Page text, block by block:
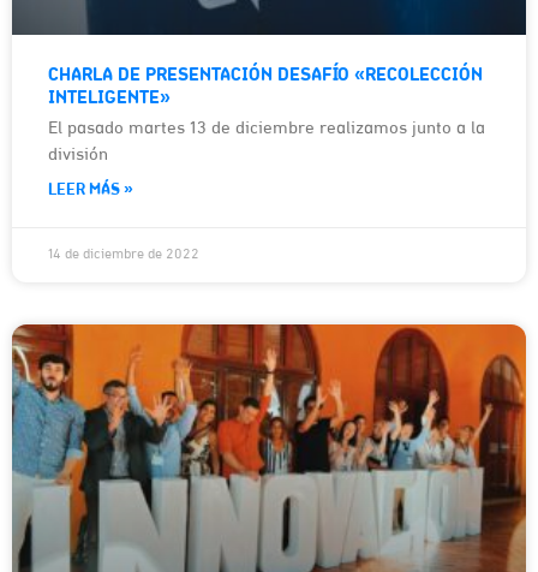
CHARLA DE PRESENTACIÓN DESAFÍO «RECOLECCIÓN
INTELIGENTE»
El pasado martes 13 de diciembre realizamos junto a la
división
LEER MÁS »
14 de diciembre de 2022